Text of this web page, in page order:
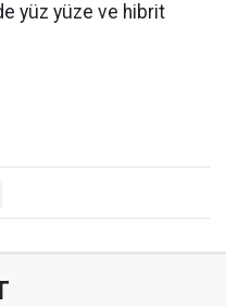
yüz yüze ve hibrit